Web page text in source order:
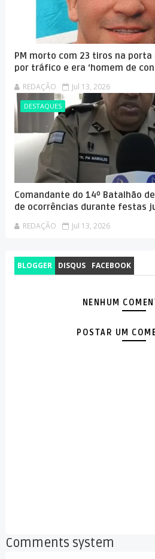
PM morto com 23 tiros na
por tráfico e era ‘homem de
REDAÇÃO Jul 13, 2026
DESTAQUES
Comandante do 14º Batalhão
de ocorrências durante festas
REDAÇÃO Jul 13, 2026
BLOGGER DISQUS FACEBOOK
NENHUM
POSTAR UM
Comments system